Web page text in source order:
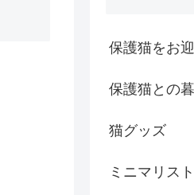
保護猫をお
保護猫との
猫グッズ
ミニマリス